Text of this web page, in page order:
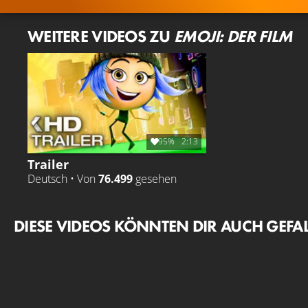
WEITERE VIDEOS ZU EMOJI: DER FILM
95% 2:13
Trailer
Deutsch • Von 76.499 gesehen
DIESE VIDEOS KÖNNTEN DIR AUCH